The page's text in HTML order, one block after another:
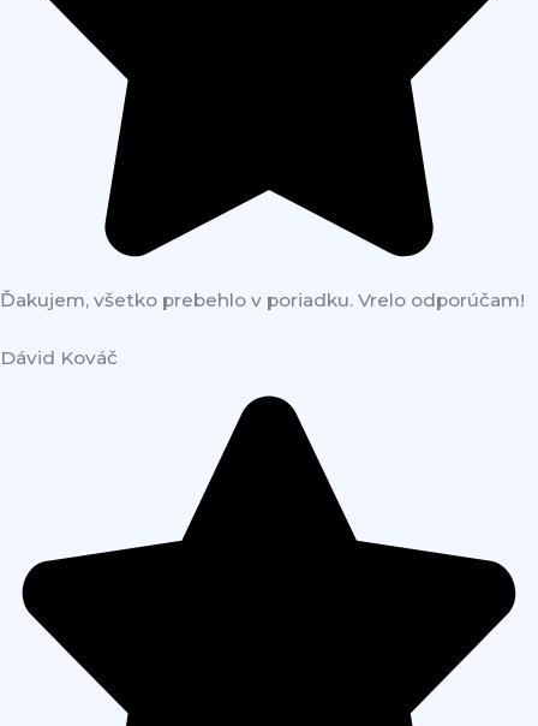
Ďakujem, všetko prebehlo v poriadku. Vrelo odporúčam!
Dávid Kováč